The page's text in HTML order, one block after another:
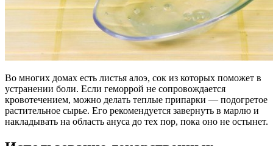
Во многих домах есть листья алоэ, сок из которых поможет в
устранении боли. Если геморрой не сопровождается
кровотечением, можно делать теплые припарки — подогретое
растительное сырье. Его рекомендуется завернуть в марлю и
накладывать на область ануса до тех пор, пока оно не остынет.